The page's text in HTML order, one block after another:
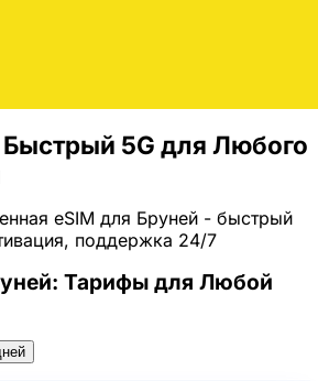
Быстрый 5G для Любого
eSIM для Бруней - быстрый
поддержка 24/7
Тарифы для Любой